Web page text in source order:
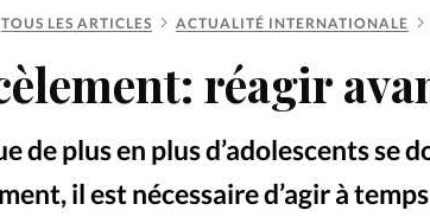
chrétienne
Chronique
TOUS LES ARTICLES ACTUALITÉ INTERNATIONALE
réagir
de plus en plus d’adolescents se
il est nécessaire d’agir à